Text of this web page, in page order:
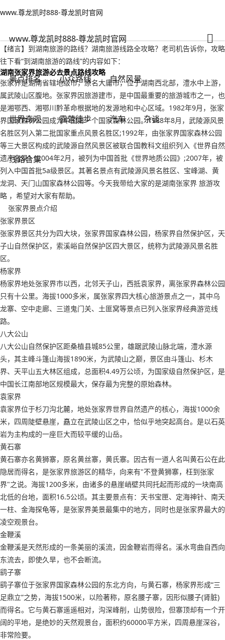
www.尊龙凯时888-尊龙凯时官网
www.尊龙凯时888-尊龙凯时官网
景点排名 小众路线 自然风景
世界奇观 露营徒步 汽车 杂谈
线路合集
www.尊龙凯时888-尊龙凯时官网
到湖南旅游的路线？湖南旅游线路全攻略-www.尊龙凯时888
【绪言】到湖南旅游的路线？湖南旅游线路全攻略？老司机告诉你，攻略
往下看“到湖南旅游的路线”的内容如下：
湖南张家界旅游必去景点路线攻略
张家界是湖南省辖地级市，原名大庸市，位于湖南西北部，澧水中上游，
属武陵山区腹地。张家界因旅游建市，是中国最重要的旅游城市之一，也
是湘鄂西、湘鄂川黔革命根据地的发源地和中心区域。1982年9月，张家
界国家森林公园成为中国第一个国家森林公园。1988年8月，武陵源风景
名胜区列入第二批国家重点风景名胜区;1992年，由张家界国家森林公园
等三大景区构成的武陵源自然风景区被联合国教科文组织列入《世界自然
遗产名录》;2004年2月，被列为中国首批《世界地质公园》;2007年，被
列入中国首批5a级景区。其著名景点有武陵源风景名胜区、宝峰湖、黄
龙洞、天门山国家森林公园等。今天我带给大家的是湖南张家界 旅游攻
略 ，希望对大家有帮助。
张家界景点介绍
张家界景区
张家界景区共分为四大块，张家界国家森林公园，杨家界自然保护区，天
子山自然保护区，索溪峪自然保护区四大景区，统称为武陵源风景名胜
区。
杨家界
杨家界地处张家界市以西，北邻天子山，西抵袁家界，离张家界森林公园
只有十公里。海拔1000多米，属张家界四大核心旅游景点之一，其中乌
龙寨、空中走廊、三道鬼门关、土匪窝等景点已列入张家界经典游览线
路。
八大公山
八大公山自然保护区距桑植县城85公里，雄踞武陵山脉北端，澧水源
头，其主峰斗篷山海拔1890米，为武陵山之巅，景区由斗篷山、杉木
界、天平山五大林区组成，总面积4.49万公顷，为国家级自然保护区，是
中国长江南部地区规模最大，保存最为完整的原始森林。
袁家界
袁家界位于杉刀沟北麓，地处张家界世界自然遗产的核心，海拔1000余
米，四周陡壁悬崖，矗立在武陵山区之中，恰似乎地突起高台。是以石英
岩为主构成的一座巨大而较平缓的山岳。
黄石寨
黄石寨亦名黄狮寨，原名黄丝寨，黄氏寨。因古有一道人名叫黄石公在此
隐居而得名，是张家界旅游区的精华，向来有"不登黄狮寨，枉到张家
界"之说。海拔1200多米，由诸多的悬崖峭壁共同托起而形成的一块南高
北低的台地，面积16.5公顷。其主要景点有：天书宝匣、定海神针、南天
一柱、金海探龟等，是张家界美景最集中的地方，同时也是张家界最大的
凌空观景台。
金鞭溪
金鞭溪是天然形成的一条美丽的溪流，因金鞭岩而得名。溪水弯曲自西向
东流去，即使久旱，也不会断流。
鹞子寨
鹞子寨位于张家界国家森林公园的东北方向，与黄石寨，杨家界形成“三
足鼎立”之势，海拔1500米，以险著称，原名腰子寨，因形似腰子(肾脏)
而得名。它与黄石寨遥遥相对，沟深峰削，山势很险，但寨顶却有一个开
阔的平地，是绝妙的天然观景台，面积约60000平方米，四周悬崖深谷，
非常险要。